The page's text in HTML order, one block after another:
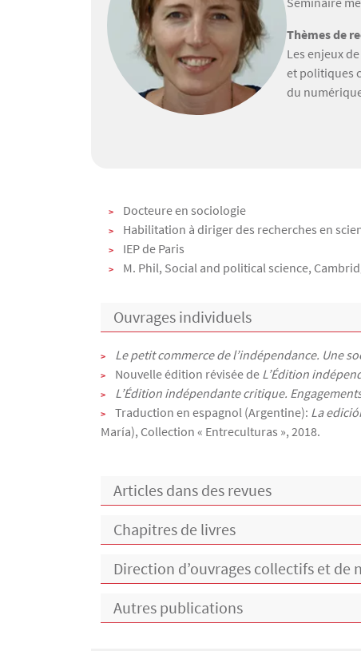
Thèmes de
Les enjeux
et politiques
du
TexteDocteure en sociologie
Habilitation à diriger des recherches en
IEP de Paris
M. Phil, Social and political science,
Ouvrages individuels
Le petit commerce de l’indépendance. Une
Nouvelle édition révisée de L’Édition
L’Édition indépendante critique.
Traduction en espagnol (Argentine): La
María), Collection « Entreculturas », 2018.
Articles dans des revues
Chapitres de livres
Direction d’ouvrages collectifs et de
Autres publications